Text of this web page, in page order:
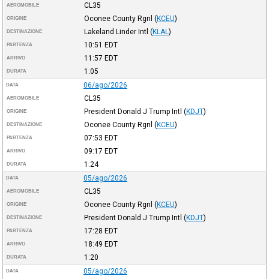
AEROMOBILE CL35
ORIGINE Oconee County Rgnl (KCEU)
DESTINAZIONE Lakeland Linder Intl (KLAL )
PARTENZA 10:51 EDT
ARRIVO 11:57 EDT
DURATA 1:05
DATA 06/ago/2026
AEROMOBILE CL35
ORIGINE President Donald J Trump Intl (KDJT)
DESTINAZIONE Oconee County Rgnl (KCEU)
PARTENZA 07:53 EDT
ARRIVO 09:17 EDT
DURATA 1:24
DATA 05/ago/2026
AEROMOBILE CL35
ORIGINE Oconee County Rgnl (KCEU)
DESTINAZIONE President Donald J Trump Intl (KDJT)
PARTENZA 17:28 EDT
ARRIVO 18:49 EDT
DURATA 1:20
DATA 05/ago/2026